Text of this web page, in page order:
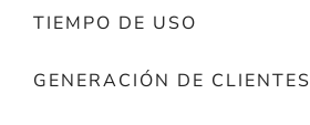
TIEMPO DE USO
GENERACIÓN DE CLIENTES